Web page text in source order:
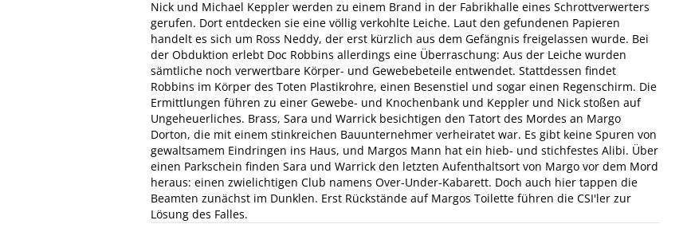
Nick und Michael Keppler werden zu einem Brand in der Fabrikhalle eines Schrottverwerters
gerufen. Dort entdecken sie eine völlig verkohlte Leiche. Laut den gefundenen Papieren
handelt es sich um Ross Neddy, der erst kürzlich aus dem Gefängnis freigelassen wurde. Bei
der Obduktion erlebt Doc Robbins allerdings eine Überraschung: Aus der Leiche wurden
sämtliche noch verwertbare Körper- und Gewebebeteile entwendet. Stattdessen findet
Robbins im Körper des Toten Plastikrohre, einen Besenstiel und sogar einen Regenschirm. Die
Ermittlungen führen zu einer Gewebe- und Knochenbank und Keppler und Nick stoßen auf
Ungeheuerliches. Brass, Sara und Warrick besichtigen den Tatort des Mordes an Margo
Dorton, die mit einem stinkreichen Bauunternehmer verheiratet war. Es gibt keine Spuren von
gewaltsamem Eindringen ins Haus, und Margos Mann hat ein hieb- und stichfestes Alibi. Über
einen Parkschein finden Sara und Warrick den letzten Aufenthaltsort von Margo vor dem Mord
heraus: einen zwielichtigen Club namens Over-Under-Kabarett. Doch auch hier tappen die
Beamten zunächst im Dunklen. Erst Rückstände auf Margos Toilette führen die CSI'ler zur
Lösung des Falles.